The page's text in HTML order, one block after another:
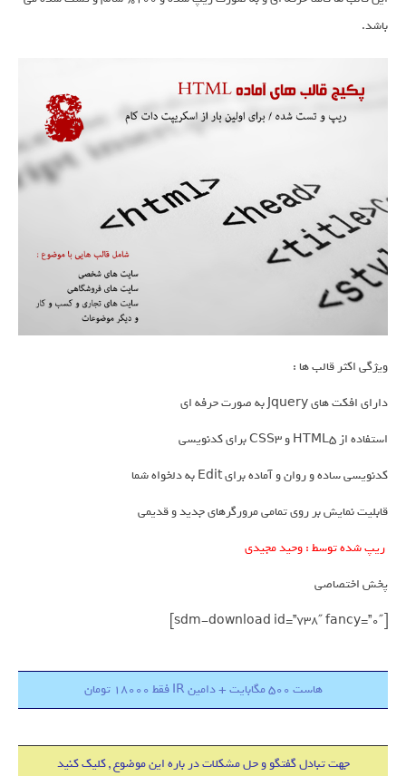
باشد.
ویژگی اکثر قالب ها :
دارای افکت های Jquery به صورت حرفه ای
استفاده از HTML5 و CSS3 برای کدنویسی
کدنویسی ساده و روان و آماده برای Edit به دلخواه شما
قابلیت نمایش بر روی تمامی مرورگرهای جدید و قدیمی
ریپ شده توسط : وحید مجیدی
پخش اختصاصی
[sdm-download id=”738″ fancy=”0″]
هاست 500 مگابایت + دامین IR فقط 18000 تومان
جهت تبادل گفتگو و حل مشکلات در باره این موضوع , کلیک کنید